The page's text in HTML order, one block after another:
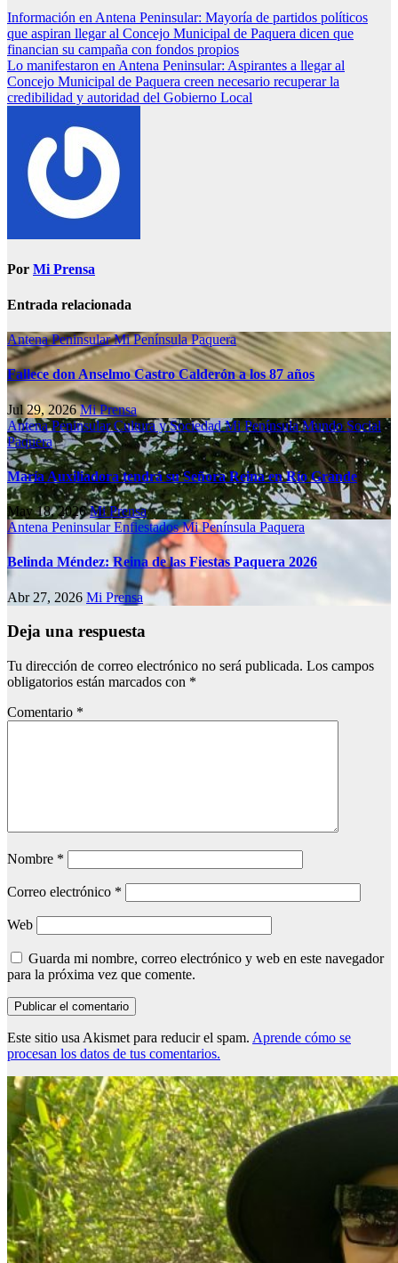
Información en Antena Peninsular: Mayoría de partidos políticos
que aspiran llegar al Concejo Municipal de Paquera dicen que
financian su campaña con fondos propios
Lo manifestaron en Antena Peninsular: Aspirantes a llegar al
Concejo Municipal de Paquera creen necesario recuperar la
credibilidad y autoridad del Gobierno Local
Por Mi Prensa
Entrada relacionada
Antena PeninsularMi PenínsulaPaquera
Fallece don Anselmo Castro Calderón a los 87 años
Jul 29, 2026Mi Prensa
Antena PeninsularCultura y SociedadMi PenínsulaMundo Social
Paquera
María Auxiliadora tendrá su Señora Reina en Río Grande
May 18, 2026Mi Prensa
Antena PeninsularEnfiestadosMi Península Paquera
Belinda Méndez: Reina de las Fiestas Paquera 2026
Abr 27, 2026 Mi Prensa
Deja una respuesta
Tu dirección de correo electrónico no será publicada. Los campos
obligatorios están marcados con *
Comentario *
Nombre *
Correo electrónico *
Web
Guarda mi nombre, correo electrónico y web en este navegador
para la próxima vez que comente.
Este sitio usa Akismet para reducir el spam. Aprende cómo se
procesan los datos de tus comentarios.